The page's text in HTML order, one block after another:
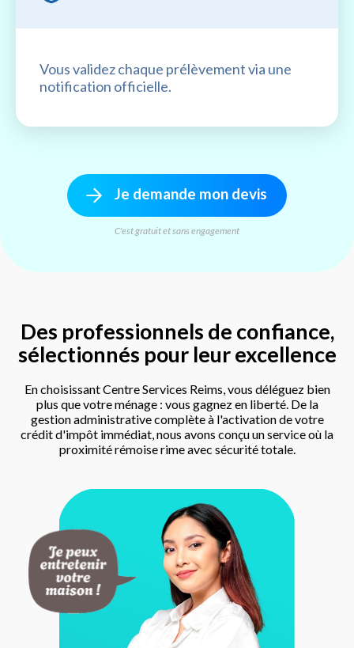
Vous validez chaque prélèvement via une
notification officielle.
Je demande mon devis
C'est gratuit et sans engagement
Des professionnels de confiance,
sélectionnés pour leur excellence
En choisissant Centre Services Reims, vous déléguez bien
plus que votre ménage : vous gagnez en liberté. De la
gestion administrative complète à l'activation de votre
crédit d'impôt immédiat, nous avons conçu un service où la
proximité rémoise rime avec sécurité totale.